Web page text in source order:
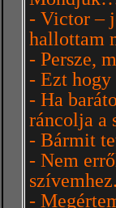
- Victor –
hallottam
- Persze,
- Ezt hogy
- Ha
ráncolja a
- Bármit
- Nem
-